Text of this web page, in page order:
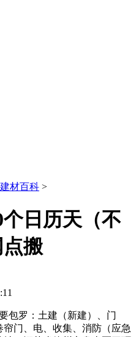
材百科 >
日历天（不
搬
罗：土建（新建）、门
门、电、收集、消防（应急